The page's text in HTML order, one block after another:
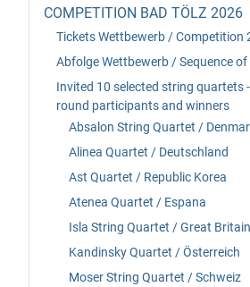
COMPETITION BAD TÖLZ 2026
Tickets Wettbewerb / Competition
Abfolge Wettbewerb / Sequence
Invited 10 selected string quartets
round participants and winners
Absalon String Quartet /
Alinea Quartet / Deutschland
Ast Quartet / Republic Korea
Atenea Quartet / Espana
Isla String Quartet / Great Britain
Kandinsky Quartet / Österreich
Moser String Quartet / Schweiz